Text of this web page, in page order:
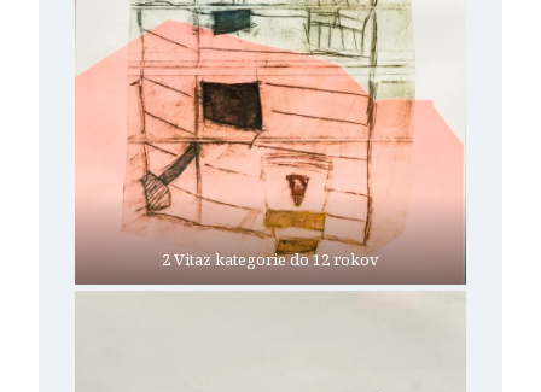
2 Vitaz kategorie do 12 rokov